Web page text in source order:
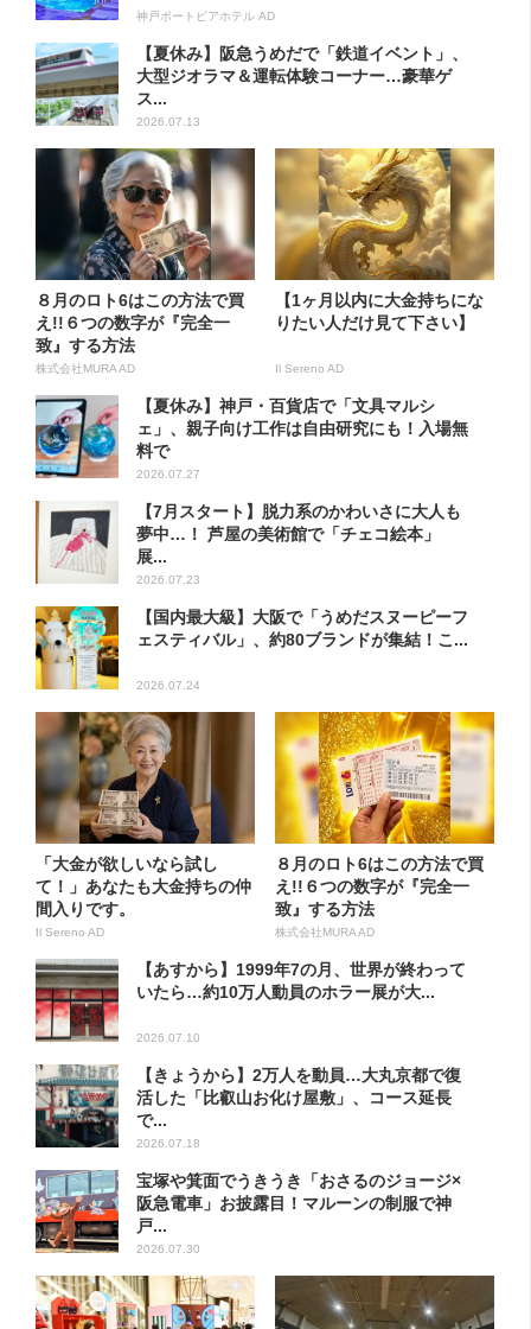
神戸ポートピアホテル AD
【夏休み】阪急うめだで「鉄道イベント」、
大型ジオラマ＆運転体験コーナー…豪華ゲ
ス...
2026.07.13
８月のロト6はこの方法で買
え!!６つの数字が『完全一
致』する方法
株式会社MURA AD
【1ヶ月以内に大金持ちにな
りたい人だけ見て下さい】
Il Sereno AD
【夏休み】神戸・百貨店で「文具マルシ
ェ」、親子向け工作は自由研究にも！入場無
料で
2026.07.27
【7月スタート】脱力系のかわいさに大人も
夢中…！ 芦屋の美術館で「チェコ絵本」
展...
2026.07.23
【国内最大級】大阪で「うめだスヌーピーフ
ェスティバル」、約80ブランドが集結！こ...
2026.07.24
「大金が欲しいなら試し
て！」あなたも大金持ちの仲
間入りです。
Il Sereno AD
８月のロト6はこの方法で買
え!!６つの数字が『完全一
致』する方法
株式会社MURA AD
【あすから】1999年7の月、世界が終わって
いたら…約10万人動員のホラー展が大...
2026.07.10
【きょうから】2万人を動員…大丸京都で復
活した「比叡山お化け屋敷」、コース延長
で...
2026.07.18
宝塚や箕面でうきうき「おさるのジョージ×
阪急電車」お披露目！マルーンの制服で神
戸...
2026.07.30